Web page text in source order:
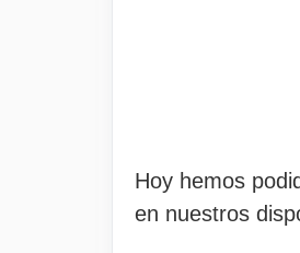
Hoy hemos
en nuestros